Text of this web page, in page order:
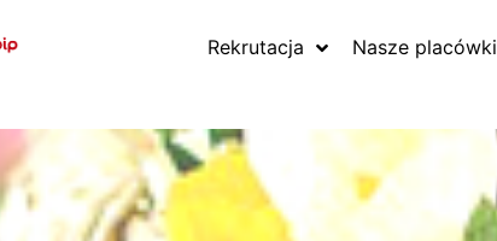
Rekrutacja Nasze placówki